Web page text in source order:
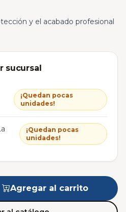
y el acabado profesional
sucursal
¡Quedan pocas
unidades!
¡Quedan pocas
unidades!
Agregar al carrito